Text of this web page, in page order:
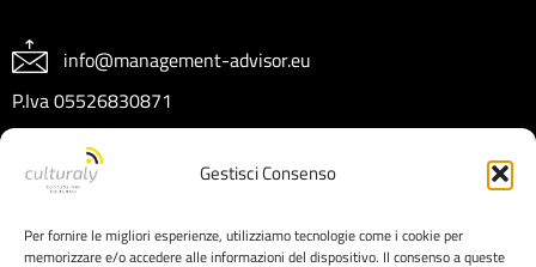
Gestisci Consenso
Per fornire le migliori esperienze, utilizziamo tecnologie come i cookie per
memorizzare e/o accedere alle informazioni del dispositivo. Il consenso a queste
info@management-advisor.eu
P.Iva 05526830871
REA CT404199
Capitale sociale € 10.000 I.V.